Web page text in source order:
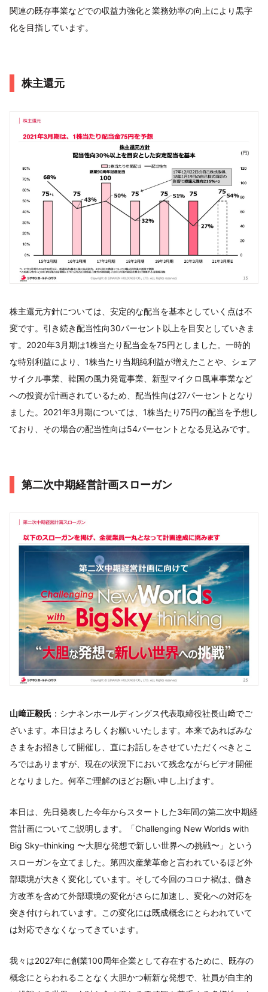
関連の既存事業などでの収益力強化と業務効率の向上により黒字
化を目指しています。
株主還元
株主還元方針については、安定的な配当を基本としていく点は不
変です。引き続き配当性向30パーセント以上を目安としていきま
す。2020年3月期は1株当たり配当金を75円としました。一時的
な特別利益により、1株当たり当期純利益が増えたことや、シェア
サイクル事業、韓国の風力発電事業、新型マイクロ風車事業など
への投資が計画されているため、配当性向は27パーセントとなり
ました。2021年3月期については、1株当たり75円の配当を予想し
ており、その場合の配当性向は54パーセントとなる見込みです。
第二次中期経営計画スローガン
山﨑正毅氏 ：シナネンホールディングス代表取締役社長山﨑でご
ざいます。本日はよろしくお願いいたします。本来であればみな
さまをお招きして開催し、直にお話しをさせていただくべきとこ
ろではありますが、現在の状況下において残念ながらビデオ開催
となりました。何卒ご理解のほどお願い申し上げます。
本日は、先日発表した今年からスタートした3年間の第二次中期経
営計画についてご説明します。「Challenging New Worlds with
Big Sky–thinking 〜大胆な発想で新しい世界への挑戦〜」という
スローガンを立てました。第四次産業革命と言われているほど外
部環境が大きく変化しています。そして今回のコロナ禍は、働き
方改革を含めて外部環境の変化がさらに加速し、変化への対応を
突き付けられています。この変化には既成概念にとらわれていて
は対応できなくなってきています。
我々は2027年に創業100周年企業として存在するために、既存の
概念にとらわれることなく大胆かつ斬新な発想で、社員が自主的